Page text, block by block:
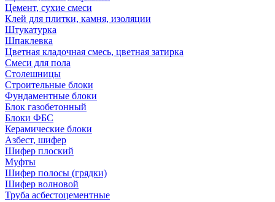
Цемент, сухие смеси
Клей для плитки, камня, изоляции
Штукатурка
Шпаклевка
Цветная кладочная смесь, цветная затирка
Смеси для пола
Столешницы
Строительные блоки
Фундаментные блоки
Блок газобетонный
Блоки ФБС
Керамические блоки
Азбест, шифер
Шифер плоский
Муфты
Шифер полосы (грядки)
Шифер волновой
Труба асбестоцементные